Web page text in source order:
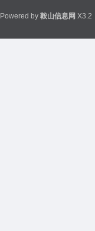
Powered by 鞍山信息网 X3.2